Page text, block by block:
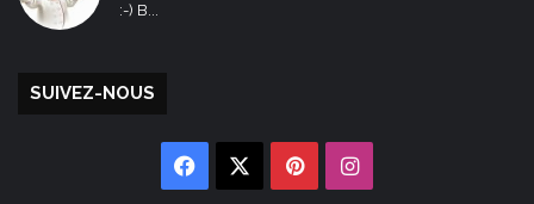
:-) B...
SUIVEZ-NOUS
Facebook PinterestInstagram